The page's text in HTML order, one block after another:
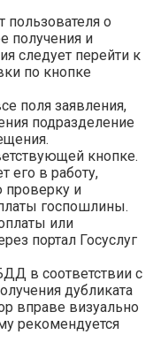
о
получения и
следует перейти к
по кнопке
поля заявления,
подразделение
кнопке.
его в работу,
проверку и
госпошлины.
или
портал Госуслуг
в соответствии с
дубликата
вправе визуально
рекомендуется